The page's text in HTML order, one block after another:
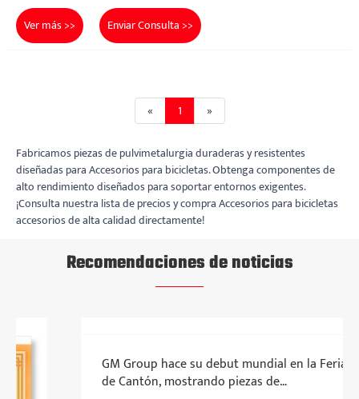
Ver más >> Enviar Consulta >>
« 1 »
Fabricamos piezas de pulvimetalurgia duraderas y resistentes
diseñadas para Accesorios para bicicletas. Obtenga componentes de
alto rendimiento diseñados para soportar entornos exigentes.
¡Consulta nuestra lista de precios y compra Accesorios para bicicletas
accesorios de alta calidad directamente!
Recomendaciones de noticias